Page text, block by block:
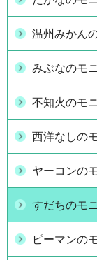
温州みかん
みぶなのモ
不知火のモ
西洋なしの
ヤーコンの
すだちのモ
ピーマンの